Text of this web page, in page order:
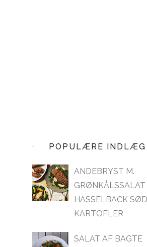
POPULÆRE INDLÆG
ANDEBRYST M.
GRØNKÅLSSALAT
HASSELBACK
KARTOFLER
SALAT AF BAGTE